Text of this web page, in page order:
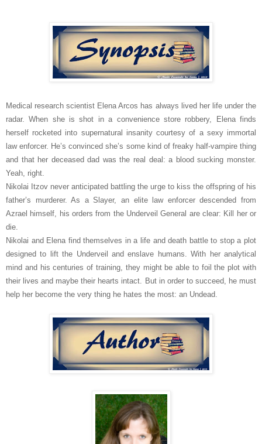
Medical research scientist Elena Arcos has always lived her life under the
radar. When she is shot in a convenience store robbery, Elena finds
herself rocketed into supernatural insanity courtesy of a sexy immortal
law enforcer. He’s convinced she’s some kind of freaky half-vampire thing
and that her deceased dad was the real deal: a blood sucking monster.
Yeah, right.
Nikolai Itzov never anticipated battling the urge to kiss the offspring of his
father’s murderer. As a Slayer, an elite law enforcer descended from
Azrael himself, his orders from the Underveil General are clear: Kill her or
die.
Nikolai and Elena find themselves in a life and death battle to stop a plot
designed to lift the Underveil and enslave humans. With her analytical
mind and his centuries of training, they might be able to foil the plot with
their lives and maybe their hearts intact. But in order to succeed, he must
help her become the very thing he hates the most: an Undead.